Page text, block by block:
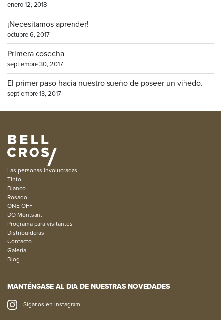
enero 12, 2018
¡Necesitamos aprender!
octubre 6, 2017
Primera cosecha
septiembre 30, 2017
El primer paso hacia nuestro sueño de poseer un viñedo.
septiembre 13, 2017
Las personas involucradas
Tinto
Blanco
Rosado
ONE OFF
DO Montsant
Programa para visitantes
Distribuidoras
Contacto
Galería
Blog
MANTÉNGASE AL DIA DE NUESTRAS NOVEDADES
Síganos en Instagram